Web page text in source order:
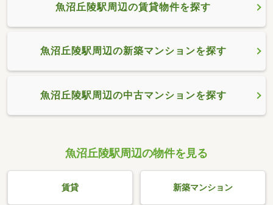
魚沼丘陵駅周辺の賃貸物件を探す
魚沼丘陵駅周辺の新築マンションを探す
魚沼丘陵駅周辺の中古マンションを探す
魚沼丘陵駅周辺の物件を見る
賃貸 新築マンション